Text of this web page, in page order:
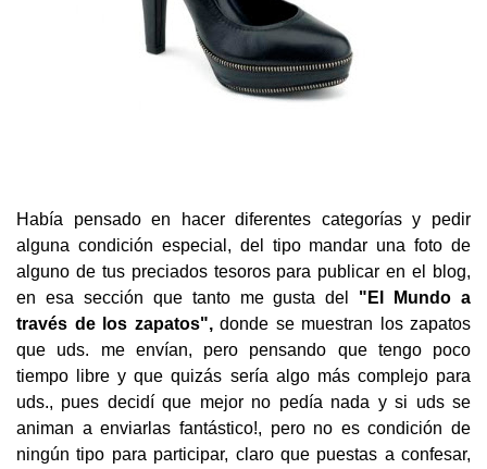
Había pensado en hacer diferentes categorías y pedir
alguna condición especial, del tipo mandar una foto de
alguno de tus preciados tesoros para publicar en el blog,
en esa sección que tanto me gusta del "El Mundo a
través de los zapatos",donde se muestran los zapatos
que uds. me envían, pero pensando que tengo poco
tiempo libre y que quizás sería algo más complejo para
uds., pues decidí que mejor no pedía nada y si uds se
animan a enviarlas fantástico!, pero no es condición de
ningún tipo para participar, claro que puestas a confesar,